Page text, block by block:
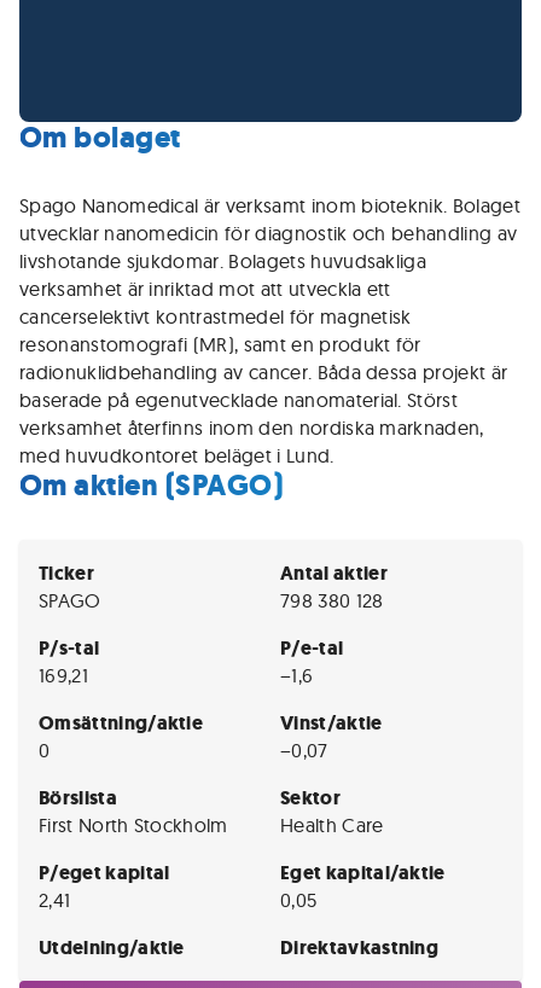
Om bolaget
Spago Nanomedical är verksamt inom bioteknik. Bolaget
utvecklar nanomedicin för diagnostik och behandling av
livshotande sjukdomar. Bolagets huvudsakliga
verksamhet är inriktad mot att utveckla ett
cancerselektivt kontrastmedel för magnetisk
resonanstomografi (MR), samt en produkt för
radionuklidbehandling av cancer. Båda dessa projekt är
baserade på egenutvecklade nanomaterial. Störst
verksamhet återfinns inom den nordiska marknaden,
med huvudkontoret beläget i Lund.
Om aktien (SPAGO)
Ticker
SPAGO
Antal aktier
798 380 128
P/s-tal
169,21
P/e-tal
−1,6
Omsättning/aktie
0
Vinst/aktie
−0,07
Börslista
First North Stockholm
Sektor
Health Care
P/eget kapital
2,41
Eget kapital/aktie
0,05
Utdelning/aktie Direktavkastning